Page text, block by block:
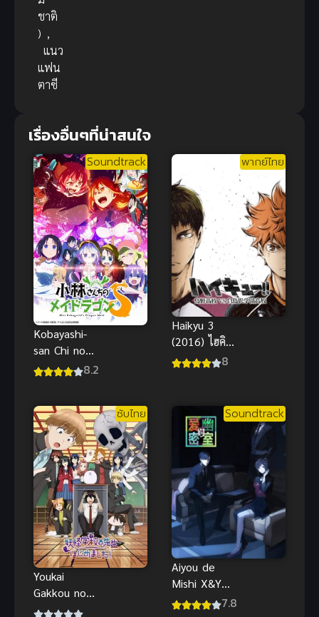
ชาติ
) ,
แนว
แฟน
ตาซี
เรื่องอื่นๆที่น่าสนใจ
Soundtrack
Kobayashi-
san Chi no
Maid Dragon
โคบายาชิ
8.2
พากย์ไทย
Haikyu 3
(2016) ไฮคิว!!
คู่ตบฟ้า
8
ซับไทย
Youkai
Gakkou no
Sensei
Soundtrack
Aiyou de
Mishi X&Y
(2024) ห้อง7.8